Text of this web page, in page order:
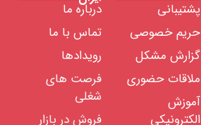
پشتیبانی
حریم خصوصی
گزارش مشکل
ملاقات حضوری
آموزش
الکترونیکی
درباره ما
تماس با ما
رویدادها
فرصت های
شغلی
فروش در بازار